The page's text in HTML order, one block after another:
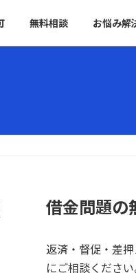
無料相談 お悩み解
借金問題の
返済・督促・差
にご相談くださ